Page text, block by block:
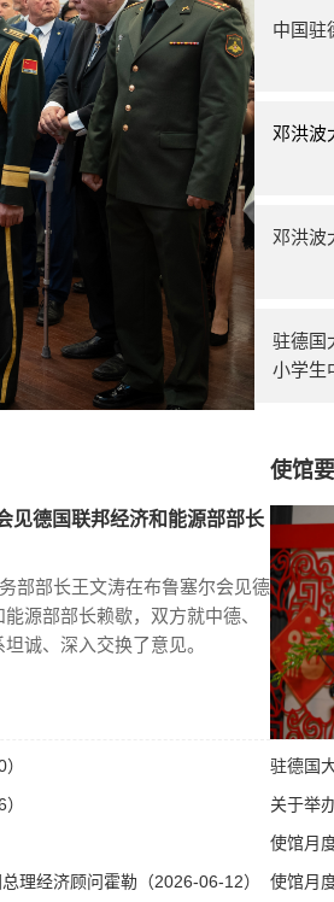
中国驻
邓洪波
邓洪波
驻德国
小学生
见德国联邦经济和能源部部长
部部长王文涛在布鲁塞尔会见德
源部部长赖歇，双方就中德、
诚、深入交换了意见。
理经济顾问霍勒（2026-06-12）
使馆
驻德国
关于举
使馆月
使馆月